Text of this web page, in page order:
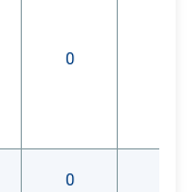
реализации
0
0